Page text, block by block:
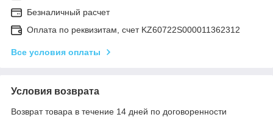
Безналичный расчет
Оплата по реквизитам, счет KZ60722S000011362312
Все условия оплаты
Условия возврата
Возврат товара в течение 14 дней по договоренности